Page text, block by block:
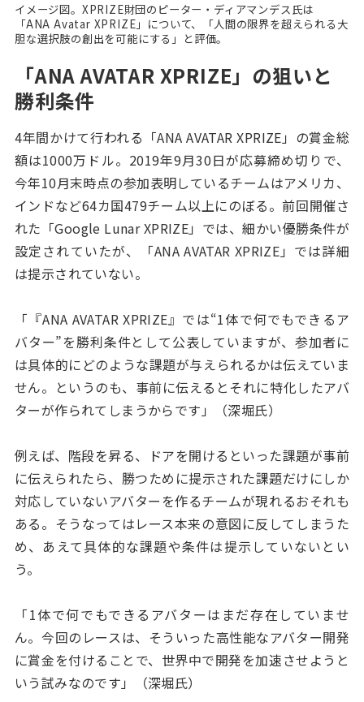
イメージ図。XPRIZE財団のピーター・ディアマンデス氏は
「ANA Avatar XPRIZE」について、「人間の限界を超えられる大
胆な選択肢の創出を可能にする」と評価。
「ANA AVATAR XPRIZE」の狙いと
勝利条件
4年間かけて行われる「ANA AVATAR XPRIZE」の賞金総
額は1000万ドル。2019年9月30日が応募締め切りで、
今年10月末時点の参加表明しているチームはアメリカ、
インドなど64カ国479チーム以上にのぼる。前回開催さ
れた「Google Lunar XPRIZE」では、細かい優勝条件が
設定されていたが、「ANA AVATAR XPRIZE」では詳細
は提示されていない。
「『ANA AVATAR XPRIZE』では“1体で何でもできるア
バター”を勝利条件として公表していますが、参加者に
は具体的にどのような課題が与えられるかは伝えていま
せん。というのも、事前に伝えるとそれに特化したアバ
ターが作られてしまうからです」（深堀氏）
例えば、階段を昇る、ドアを開けるといった課題が事前
に伝えられたら、勝つために提示された課題だけにしか
対応していないアバターを作るチームが現れるおそれも
ある。そうなってはレース本来の意図に反してしまうた
め、あえて具体的な課題や条件は提示していないとい
う。
「1体で何でもできるアバターはまだ存在していませ
ん。今回のレースは、そういった高性能なアバター開発
に賞金を付けることで、世界中で開発を加速させようと
いう試みなのです」（深堀氏）